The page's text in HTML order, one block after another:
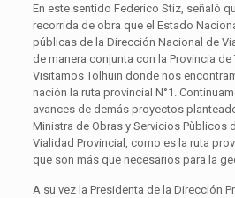
En este sentido Federico Stiz, señaló
recorrida de obra que el Estado
públicas de la Dirección Nacional de
de manera conjunta con la Provincia de
Visitamos Tolhuin donde nos
nación la ruta provincial N°1.
avances de demás proyectos
Ministra de Obras y Servicios Pùblicos
Vialidad Provincial, como es la ruta
que son más que necesarios para la
A su vez la Presidenta de la Dirección